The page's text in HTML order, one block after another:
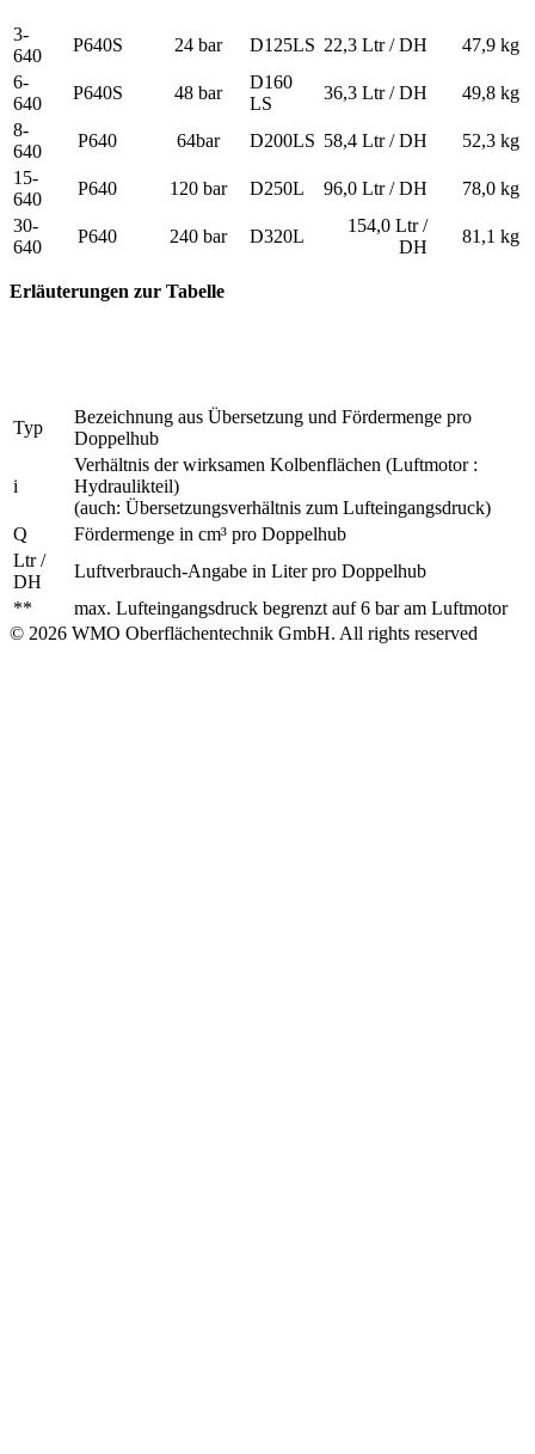
3-
640
P640S 24 bar D125LS 22,3 Ltr / DH
47,9 kg
6-
640
P640S 48 bar
D160
LS
36,3 Ltr / DH
49,8 kg
8-
640
P640 64bar D200LS 58,4 Ltr / DH
52,3 kg
15-
640
P640 120 bar D250L 96,0 Ltr / DH
78,0 kg
30-
640
P640 240 bar D320L
154,0 Ltr /
DH
81,1 kg
Erläuterungen zur Tabelle
Typ
Bezeichnung aus Übersetzung und Fördermenge pro
Doppelhub
i
Verhältnis der wirksamen Kolbenflächen (Luftmotor :
Hydraulikteil)
(auch: Übersetzungsverhältnis zum Lufteingangsdruck)
Q
Fördermenge in cm³ pro Doppelhub
Ltr /
DH
Luftverbrauch-Angabe in Liter pro Doppelhub
**
max. Lufteingangsdruck begrenzt auf 6 bar am Luftmotor
© 2026 WMO Oberflächentechnik GmbH. All rights reserved